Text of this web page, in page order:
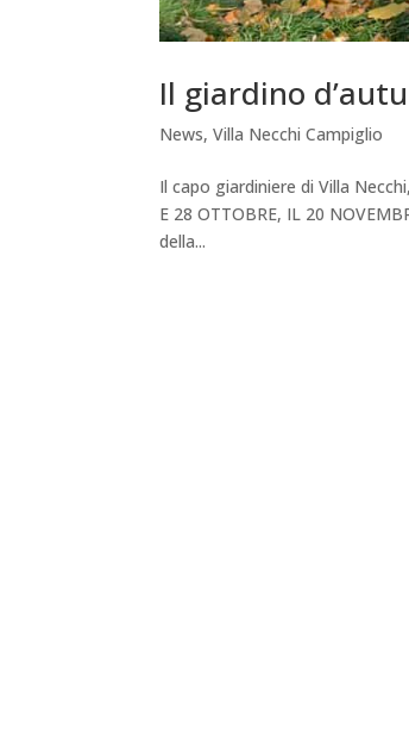
Il giardino
News,Villa Necchi Campiglio
Il capo giardiniere di Villa
E 28 OTTOBRE, IL 20
della...